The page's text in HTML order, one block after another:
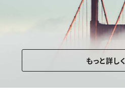
もっと詳し